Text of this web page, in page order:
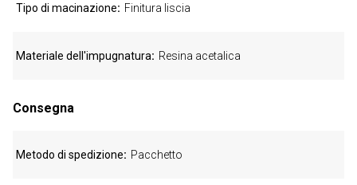
Tipo di macinazione Finitura liscia
Materiale dell'impugnatura Resina acetalica
Consegna
Metodo di spedizione Pacchetto